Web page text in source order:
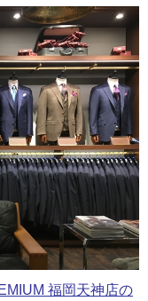
福岡天神店の